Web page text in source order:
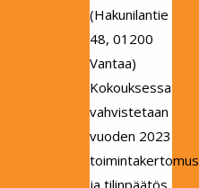
(Hakunilantie
48, 01200
Vantaa)
Kokouksessa
vahvistetaan
vuoden 2023
toimintakertomus
ja tilinpäätös